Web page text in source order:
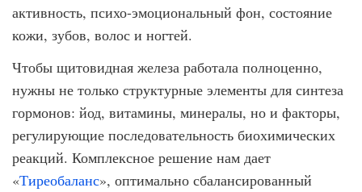
активность, психо-эмоциональный фон, состояние
кожи, зубов, волос и ногтей.
Чтобы щитовидная железа работала полноценно,
нужны не только структурные элементы для синтеза
гормонов: йод, витамины, минералы, но и факторы,
регулирующие последовательность биохимических
реакций. Комплексное решение нам дает
«Тиреобаланс», оптимально сбалансированный